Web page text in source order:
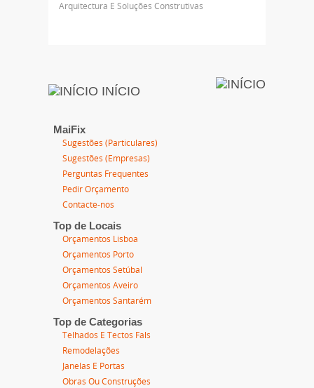
Arquitectura E Soluções Construtivas
INÍCIO
MaiFix
Sugestões (Particulares)
Sugestões (Empresas)
Perguntas Frequentes
Pedir Orçamento
Contacte-nos
Top de Locais
Orçamentos Lisboa
Orçamentos Porto
Orçamentos Setúbal
Orçamentos Aveiro
Orçamentos Santarém
Top de Categorias
Telhados E Tectos Fals
Remodelações
Janelas E Portas
Obras Ou Construções